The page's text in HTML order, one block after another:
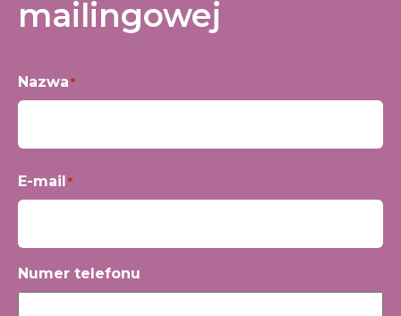
mailingowej
Nazwa*
E-mail*
Numer telefonu